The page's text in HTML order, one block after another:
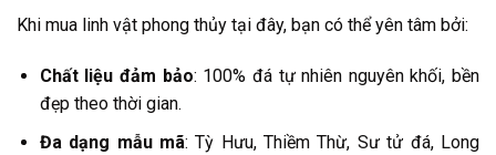
Khi mua linh vật phong thủy tại đây, bạn có thể yên tâm bởi:
Chất liệu đảm bảo: 100% đá tự nhiên nguyên khối, bền
đẹp theo thời gian.
Đa dạng mẫu mã: Tỳ Hưu, Thiềm Thừ, Sư tử đá, Long